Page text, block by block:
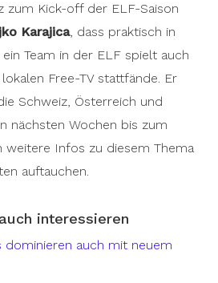
zum Kick-off der ELF-Saison
Karajica, dass praktisch in
Team in der ELF spielt auch
Free-TV stattfände. Er
Schweiz, Österreich und
nächsten Wochen bis zum
weitere Infos zu diesem Thema
auftauchen.
interessieren
dominieren auch mit neuem